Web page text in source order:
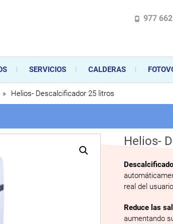
977
SERVICIOS CALDERAS
» Helios- Descalcificador 25 litros
Helios-
real del
Reduce las
aumentando